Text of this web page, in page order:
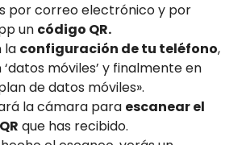
por correo electrónico y por
un código QR.
la configuración de tu teléfono,
‘datos móviles’ y finalmente en
de datos móviles».
la cámara para escanear el
que has recibido.